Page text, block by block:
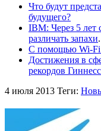
Что будут
будущего?
IBM: Через 5 лет
различать запахи.
С помощью Wi-Fi
Достижения в
рекордов
4 июля 2013 Теги: